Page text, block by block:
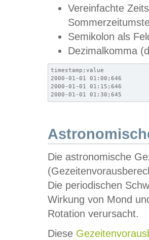
Vereinfachte
Semikolon als
Dezimalkomma
timestamp;value
2000-01-01 01:00;646
2000-01-01 01:15;646
2000-01-01 01:30;645
Die astronomische
Die periodischen
Wirkung von Mond
Rotation verursacht.
Diese